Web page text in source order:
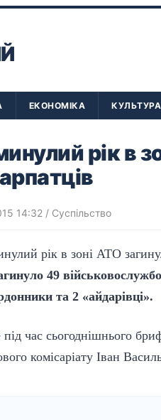
ЕКОНОМІКА КУЛЬТУРА
рік в
14:32 / Суспільство
49
та 2 «айдарівці».
час сьогоднішнього
комісаріату Іван